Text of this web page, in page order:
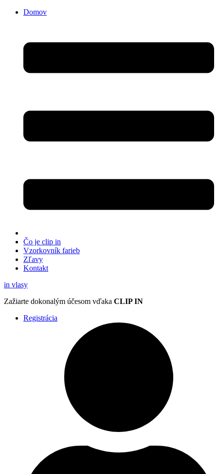
Domov
Čo je clip in
Vzorkovník farieb
Zľavy
Kontakt
in vlasy
Zažiarte dokonalým účesom vďaka CLIP IN
Registrácia